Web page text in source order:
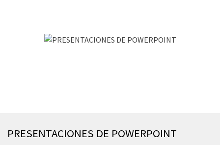
PRESENTACIONES DE POWERPOINT